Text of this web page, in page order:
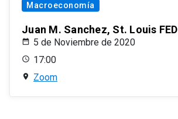
Macroeconomía
Juan M. Sanchez, St. Louis FED
5 de Noviembre de 2020
17:00
Zoom